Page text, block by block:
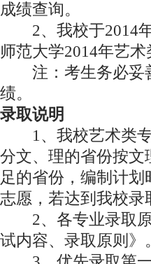
成绩查询。
2、我校于2014年
师范大学2014年艺术
注：考生务必妥
绩。
录取说明
1、我校艺术类专
分文、理的省份按
足的省份，编制计
志愿，若达到我校
2、各专业录取原
试内容、录取原则》。